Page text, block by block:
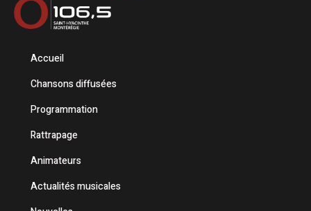
Accueil
Chansons diffusées
Programmation
Rattrapage
Animateurs
Actualités musicales